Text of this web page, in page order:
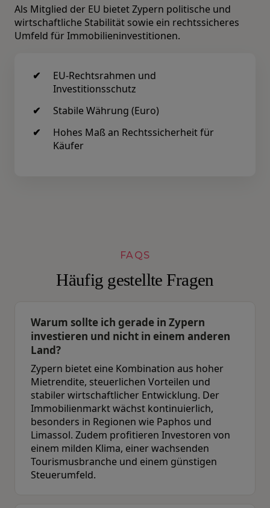
Als Mitglied der EU bietet Zypern politische und
wirtschaftliche Stabilität sowie ein rechtssicheres
Umfeld für Immobilieninvestitionen.
EU-Rechtsrahmen und
Investitionsschutz
Stabile Währung (Euro)
Hohes Maß an Rechtssicherheit für
Käufer
FAQS
Häufig gestellte Fragen
Warum sollte ich gerade in Zypern
investieren und nicht in einem anderen
Land?
Zypern bietet eine Kombination aus hoher
Mietrendite, steuerlichen Vorteilen und
stabiler wirtschaftlicher Entwicklung. Der
Immobilienmarkt wächst kontinuierlich,
besonders in Regionen wie Paphos und
Limassol. Zudem profitieren Investoren von
einem milden Klima, einer wachsenden
Tourismusbranche und einem günstigen
Steuerumfeld.